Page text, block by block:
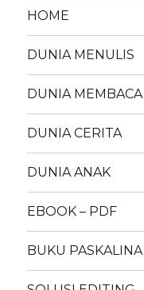
HOME
DUNIA MENULIS
DUNIA MEMBACA
DUNIA CERITA
DUNIA ANAK
EBOOK – PDF
BUKU PASKALINA